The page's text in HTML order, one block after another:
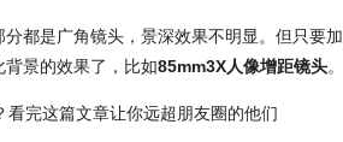
都是广角镜头，景深效果不明显。但只要
背景的效果了，比如85mm3X人像增距镜头